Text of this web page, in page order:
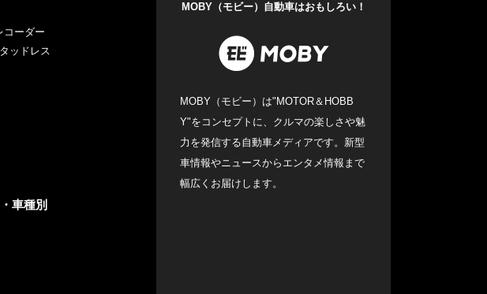
コーダー
ッドレス
車種別
MOBY（モビー）自動車はおもしろい！
MOBY（モビー）は"MOTOR＆HOBB
Y"をコンセプトに、クルマの楽しさや魅
力を発信する自動車メディアです。新型
車情報やニュースからエンタメ情報まで
幅広くお届けします。